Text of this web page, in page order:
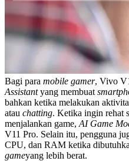
Bagi para mobile gamer, Vivo
Assistantyang membuat
bahkan ketika melakukan
atau chatting. Ketika ingin rehat
menjalankan game, AI Game
V11 Pro. Selain itu, pengguna
CPU, dan RAM ketika
gameyang lebih berat.